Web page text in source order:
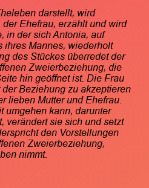
darstellt, wird
Ehefrau, erzählt und wird
in der sich Antonia, auf
ihres Mannes, wiederholt
des Stückes überredet der
Zweierbeziehung, die
hin geöffnet ist. Die Frau
Beziehung zu akzeptieren
lieben Mutter und Ehefrau.
umgehen kann, darunter
verändert sie sich und setzt
den Vorstellungen
Zweierbeziehung,
nimmt.